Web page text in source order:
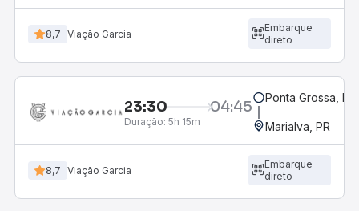
8,7 Viação Garcia
Embarque
direto
23:30 04:45
Duração: 5h 15m
Ponta Grossa,
Marialva, PR
8,7 Viação Garcia
Embarque
direto